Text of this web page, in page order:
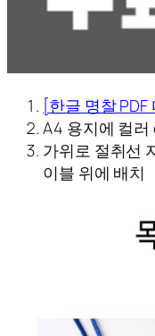
[한글 명찰
A4 용지에 컬러
가위로 절취선
이블 위에 배치